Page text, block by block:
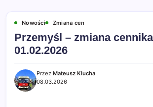
Nowości Zmiana cen
Przemyśl – zmiana
01.02.2026
Przez Mateusz Klucha
08.03.2026